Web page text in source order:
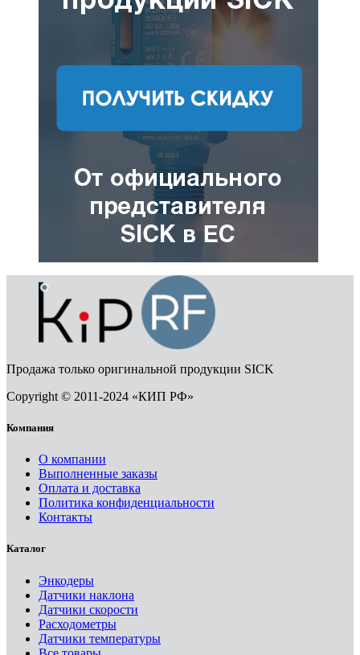
Продажа только оригинальной продукции SICK
Copyright © 2011-2024 «КИП РФ»
Компания
О компании
Выполненные заказы
Оплата и доставка
Политика конфиденциальности
Контакты
Каталог
Энкодеры
Датчики наклона
Датчики скорости
Расходометры
Датчики температуры